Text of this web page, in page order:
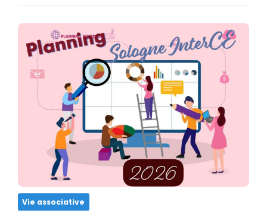
Vie associative